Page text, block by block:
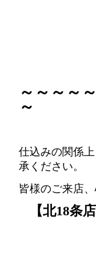
～～～～
～
仕込みの関係
承ください。
皆様のご来店
【北18